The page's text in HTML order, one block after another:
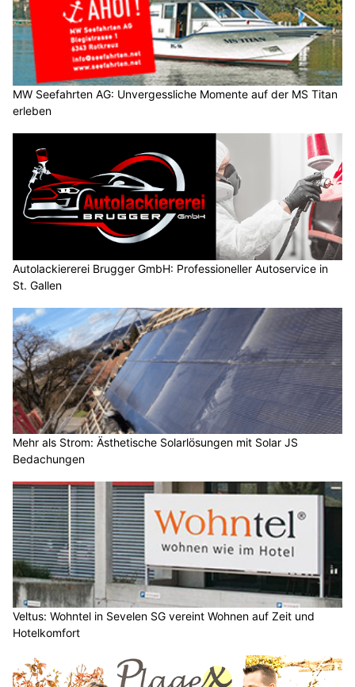
MW Seefahrten AG: Unvergessliche Momente auf der MS Titan
erleben
Autolackiererei Brugger GmbH: Professioneller Autoservice in
St. Gallen
Mehr als Strom: Ästhetische Solarlösungen mit Solar JS
Bedachungen
Veltus: Wohntel in Sevelen SG vereint Wohnen auf Zeit und
Hotelkomfort